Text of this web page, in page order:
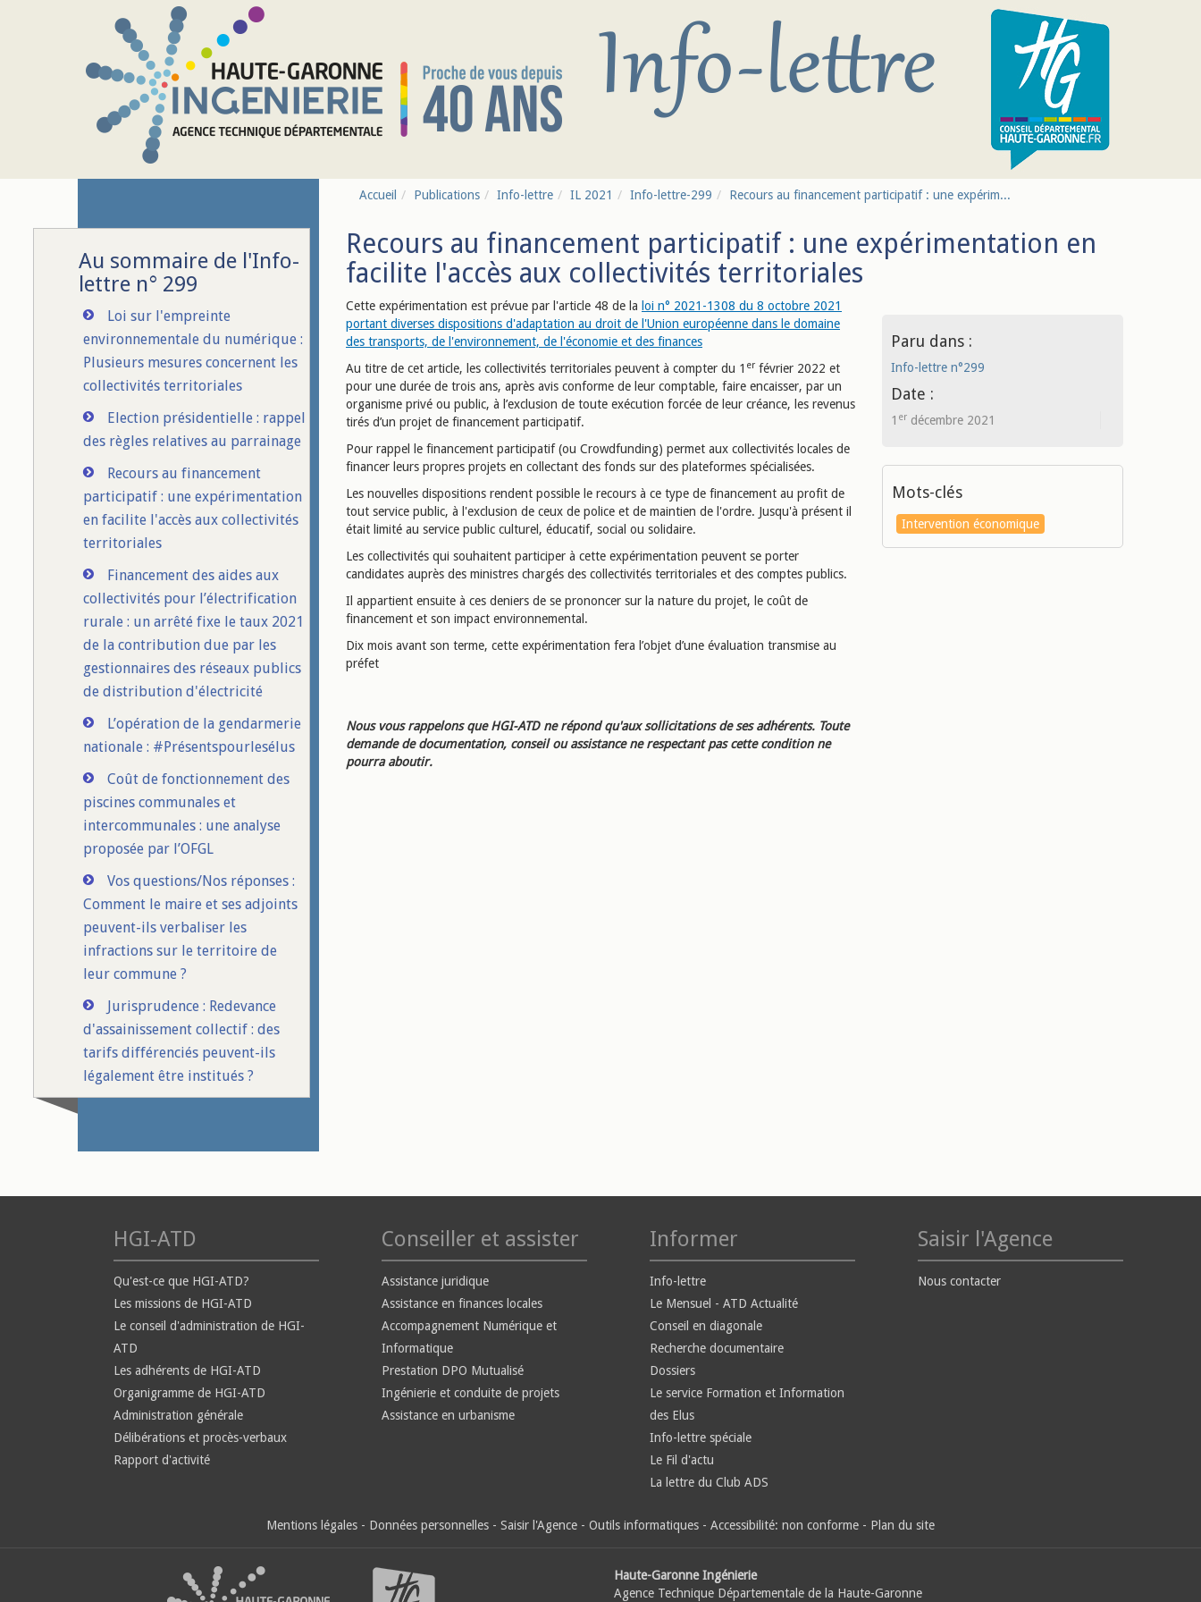
Au sommaire de l'Info-
lettre n° 299
Loi sur l'empreinte
environnementale du numérique :
Plusieurs mesures concernent les
collectivités territoriales
Election présidentielle : rappel
des règles relatives au parrainage
Recours au financement
participatif : une expérimentation
en facilite l'accès aux collectivités
territoriales
Financement des aides aux
collectivités pour l’électrification
rurale : un arrêté fixe le taux 2021
de la contribution due par les
gestionnaires des réseaux publics
de distribution d'électricité
L’opération de la gendarmerie
nationale : #Présentspourlesélus
Coût de fonctionnement des
piscines communales et
intercommunales : une analyse
proposée par l’OFGL
Vos questions/Nos réponses :
Comment le maire et ses adjoints
peuvent-ils verbaliser les
infractions sur le territoire de
leur commune ?
Jurisprudence : Redevance
d'assainissement collectif : des
tarifs différenciés peuvent-ils
légalement être institués ?
Accueil Publications Info-lettre IL 2021 Info-lettre-299 Recours au financement participatif : une expérim...
Recours au financement participatif : une expérimentation en
facilite l'accès aux collectivités territoriales
Cette expérimentation est prévue par l'article 48 de la loi n° 2021-1308 du 8 octobre 2021
portant diverses dispositions d'adaptation au droit de l'Union européenne dans le domaine
des transports, de l'environnement, de l'économie et des finances
Au titre de cet article, les collectivités territoriales peuvent à compter du 1 er février 2022 et
pour une durée de trois ans, après avis conforme de leur comptable, faire encaisser, par un
organisme privé ou public, à l’exclusion de toute exécution forcée de leur créance, les revenus
tirés d’un projet de financement participatif.
Pour rappel le financement participatif (ou Crowdfunding) permet aux collectivités locales de
financer leurs propres projets en collectant des fonds sur des plateformes spécialisées.
Les nouvelles dispositions rendent possible le recours à ce type de financement au profit de
tout service public, à l'exclusion de ceux de police et de maintien de l'ordre. Jusqu'à présent il
était limité au service public culturel, éducatif, social ou solidaire.
Les collectivités qui souhaitent participer à cette expérimentation peuvent se porter
candidates auprès des ministres chargés des collectivités territoriales et des comptes publics.
Il appartient ensuite à ces deniers de se prononcer sur la nature du projet, le coût de
financement et son impact environnemental.
Dix mois avant son terme, cette expérimentation fera l’objet d’une évaluation transmise au
préfet
Nous vous rappelons que HGI-ATD ne répond qu'aux sollicitations de ses adhérents. Toute
demande de documentation, conseil ou assistance ne respectant pas cette condition ne
pourra aboutir.
Paru dans :
Info-lettre n°299
Date :
1 erdécembre 2021
Mots-clés
Intervention économique
HGI-ATD
Qu'est-ce que HGI-ATD?
Les missions de HGI-ATD
Le conseil d'administration de HGI-
ATD
Les adhérents de HGI-ATD
Organigramme de HGI-ATD
Administration générale
Délibérations et procès-verbaux
Rapport d'activité
Conseiller et assister
Assistance juridique
Assistance en finances locales
Accompagnement Numérique et
Informatique
Prestation DPO Mutualisé
Ingénierie et conduite de projets
Assistance en urbanisme
Informer
Info-lettre
Le Mensuel - ATD Actualité
Conseil en diagonale
Recherche documentaire
Dossiers
Le service Formation et Information
des Elus
Info-lettre spéciale
Le Fil d'actu
La lettre du Club ADS
Saisir l'Agence
Nous contacter
Mentions légales - Données personnelles - Saisir l'Agence - Outils informatiques - Accessibilité: non conforme - Plan du site
Haute-Garonne Ingénierie
Agence Technique Départementale de la Haute-Garonne